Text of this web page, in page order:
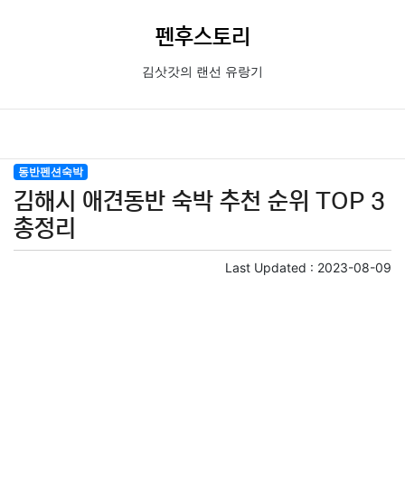
펜후스토리
김삿갓의 랜선 유랑기
동반펜션숙박
김해시 애견동반 숙박 추천 순위 TOP 3
총정리
Last Updated : 2023-08-09